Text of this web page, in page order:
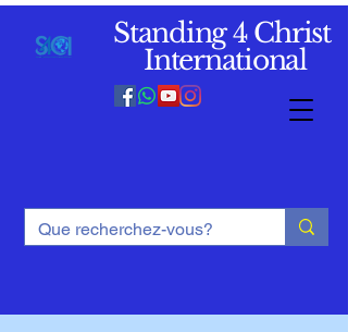
Standing 4 Christ
International